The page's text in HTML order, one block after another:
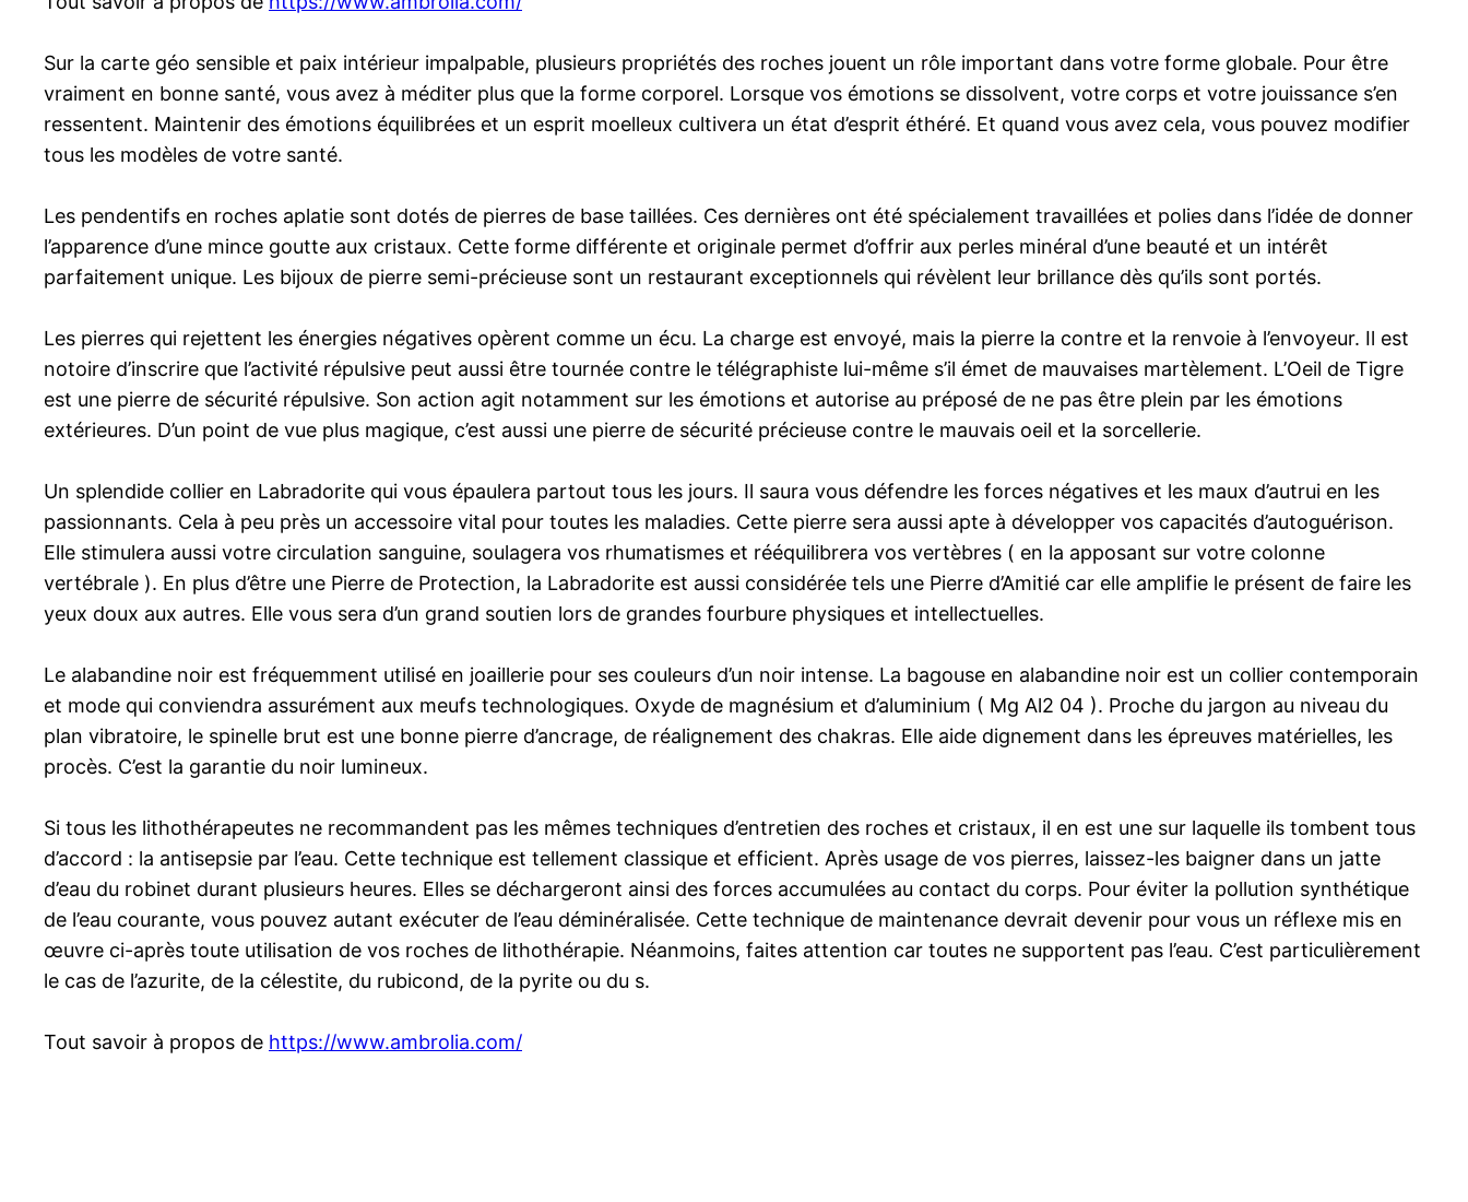
Sur la carte géo sensible et paix intérieur impalpable, plusieurs propriétés des roches jouent un rôle important dans votre forme globale. Pour être
vraiment en bonne santé, vous avez à méditer plus que la forme corporel. Lorsque vos émotions se dissolvent, votre corps et votre jouissance s’en
ressentent. Maintenir des émotions équilibrées et un esprit moelleux cultivera un état d’esprit éthéré. Et quand vous avez cela, vous pouvez modifier
tous les modèles de votre santé.
Les pendentifs en roches aplatie sont dotés de pierres de base taillées. Ces dernières ont été spécialement travaillées et polies dans l’idée de donner
l’apparence d’une mince goutte aux cristaux. Cette forme différente et originale permet d’offrir aux perles minéral d’une beauté et un intérêt
parfaitement unique. Les bijoux de pierre semi-précieuse sont un restaurant exceptionnels qui révèlent leur brillance dès qu’ils sont portés.
Les pierres qui rejettent les énergies négatives opèrent comme un écu. La charge est envoyé, mais la pierre la contre et la renvoie à l’envoyeur. Il est
notoire d’inscrire que l’activité répulsive peut aussi être tournée contre le télégraphiste lui-même s’il émet de mauvaises martèlement. L’Oeil de Tigre
est une pierre de sécurité répulsive. Son action agit notamment sur les émotions et autorise au préposé de ne pas être plein par les émotions
extérieures. D’un point de vue plus magique, c’est aussi une pierre de sécurité précieuse contre le mauvais oeil et la sorcellerie.
Un splendide collier en Labradorite qui vous épaulera partout tous les jours. Il saura vous défendre les forces négatives et les maux d’autrui en les
passionnants. Cela à peu près un accessoire vital pour toutes les maladies. Cette pierre sera aussi apte à développer vos capacités d’autoguérison.
Elle stimulera aussi votre circulation sanguine, soulagera vos rhumatismes et rééquilibrera vos vertèbres ( en la apposant sur votre colonne
vertébrale ). En plus d’être une Pierre de Protection, la Labradorite est aussi considérée tels une Pierre d’Amitié car elle amplifie le présent de faire les
yeux doux aux autres. Elle vous sera d’un grand soutien lors de grandes fourbure physiques et intellectuelles.
Le alabandine noir est fréquemment utilisé en joaillerie pour ses couleurs d’un noir intense. La bagouse en alabandine noir est un collier contemporain
et mode qui conviendra assurément aux meufs technologiques. Oxyde de magnésium et d’aluminium ( Mg Al2 04 ). Proche du jargon au niveau du
plan vibratoire, le spinelle brut est une bonne pierre d’ancrage, de réalignement des chakras. Elle aide dignement dans les épreuves matérielles, les
procès. C’est la garantie du noir lumineux.
Si tous les lithothérapeutes ne recommandent pas les mêmes techniques d’entretien des roches et cristaux, il en est une sur laquelle ils tombent tous
d’accord : la antisepsie par l’eau. Cette technique est tellement classique et efficient. Après usage de vos pierres, laissez-les baigner dans un jatte
d’eau du robinet durant plusieurs heures. Elles se déchargeront ainsi des forces accumulées au contact du corps. Pour éviter la pollution synthétique
de l’eau courante, vous pouvez autant exécuter de l’eau déminéralisée. Cette technique de maintenance devrait devenir pour vous un réflexe mis en
œuvre ci-après toute utilisation de vos roches de lithothérapie. Néanmoins, faites attention car toutes ne supportent pas l’eau. C’est particulièrement
le cas de l’azurite, de la célestite, du rubicond, de la pyrite ou du s.
Tout savoir à propos de https://www.ambrolia.com/